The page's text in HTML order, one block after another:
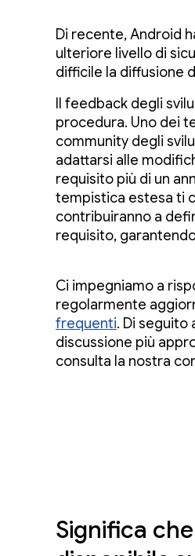
Di recente, Android
ulteriore livello di
difficile la diffusione
Il feedback degli
procedura. Uno dei
community degli
adattarsi alle
requisito più di un
tempistica estesa ti
contribuiranno a
requisito,
Ci impegniamo a
regolarmente
frequenti. Di
discussione più
consulta la nostra
Significa